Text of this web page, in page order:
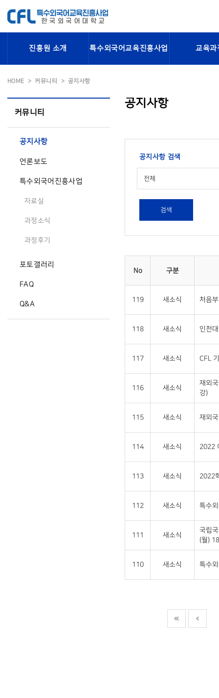
진흥원 소개 특수외국어교육진흥사업 교육과
HOME 커뮤니티 공지사항
커뮤니티
공지사항
언론보도
특수외국어진흥사업
자료실
과정소식
과정후기
포토갤러리
FAQ
Q&A
공지사항
공지사항 검색
전체
검색
No 구분
119 새소식 처음
118 새소식 인천
117 새소식 CFL
116 새소식
재외
강)
115 새소식 재외
114 새소식 2022
113 새소식 2022
112 새소식 특수
111 새소식
국립
(월)
110 새소식 특수